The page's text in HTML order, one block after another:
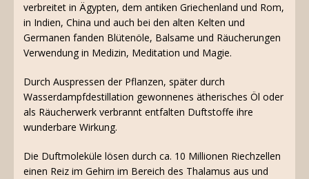
verbreitet in Ägypten, dem antiken Griechenland und Rom,
in Indien, China und auch bei den alten Kelten und
Germanen fanden Blütenöle, Balsame und Räucherungen
Verwendung in Medizin, Meditation und Magie.
Durch Auspressen der Pflanzen, später durch
Wasserdampfdestillation gewonnenes ätherisches Öl oder
als Räucherwerk verbrannt entfalten Duftstoffe ihre
wunderbare Wirkung.
Die Duftmoleküle lösen durch ca. 10 Millionen Riechzellen
einen Reiz im Gehirn im Bereich des Thalamus aus und